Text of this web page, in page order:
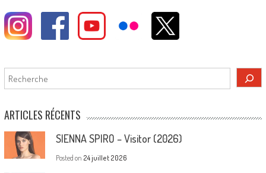
Rechercher
ARTICLES RÉCENTS
SIENNA SPIRO – Visitor (2026)
Posted on 24 juillet 2026